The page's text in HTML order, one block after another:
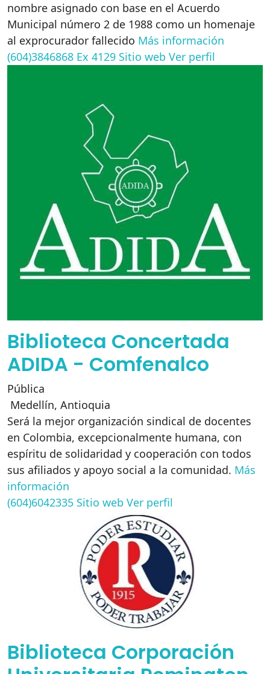
nombre asignado con base en el Acuerdo
Municipal número 2 de 1988 como un homenaje
al exprocurador fallecido Más información
(604)3846868 Ex 4129 Sitio web Ver perfil
Biblioteca Concertada
ADIDA - Comfenalco
Pública
Medellín, Antioquia
Será la mejor organización sindical de docentes
en Colombia, excepcionalmente humana, con
espíritu de solidaridad y cooperación con todos
sus afiliados y apoyo social a la comunidad. Más
información
(604)6042335 Sitio web Ver perfil
Biblioteca Corporación